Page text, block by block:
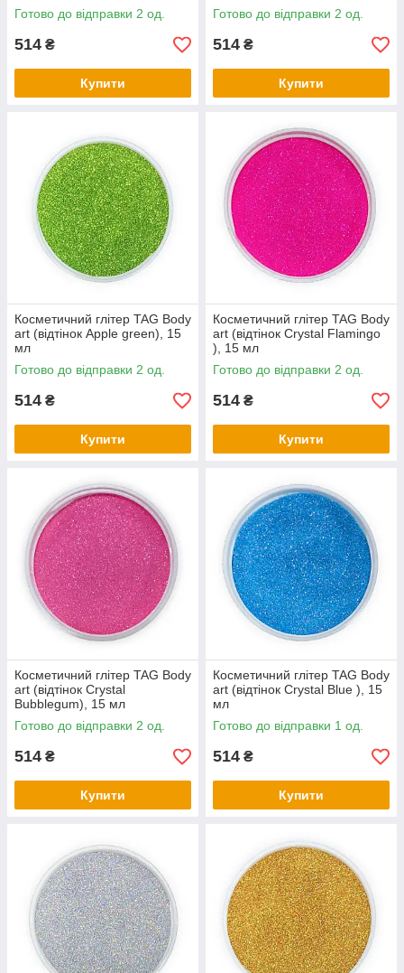
Готово до відправки 2 од.
514 ₴
Купити
Готово до відправки 2 од.
514 ₴
Купити
Косметичний глітер TAG Body
art (відтінок Apple green), 15
мл
Готово до відправки 2 од.
514 ₴
Купити
Косметичний глітер TAG Body
art (відтінок Crystal Flamingo
), 15 мл
Готово до відправки 2 од.
514 ₴
Купити
Косметичний глітер TAG Body
art (відтінок Crystal
Bubblegum), 15 мл
Готово до відправки 2 од.
514 ₴
Купити
Косметичний глітер TAG Body
art (відтінок Crystal Blue ), 15
мл
Готово до відправки 1 од.
514 ₴
Купити